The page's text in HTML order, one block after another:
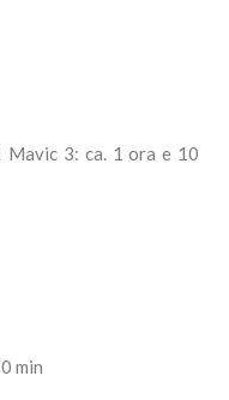
3: ca. 1 ora e 10
min